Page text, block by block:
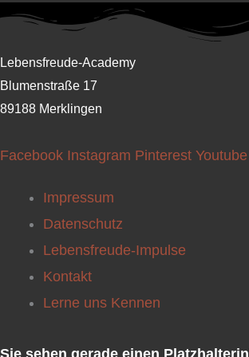
Lebensfreude-Academy
Blumenstraße 17
89188 Merklingen
Facebook Instagram Pinterest Youtube
Impressum
Datenschutz
Lebensfreude-Impulse
Kontakt
Lerne uns Kennen